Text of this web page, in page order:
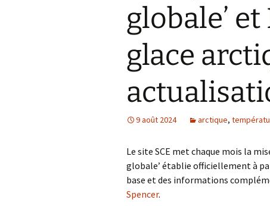
globale’
glace
9 août 2024 arctique,
Le site SCE met chaque mois la
globale’ établie officiellement à
base et des informations
Spencer.